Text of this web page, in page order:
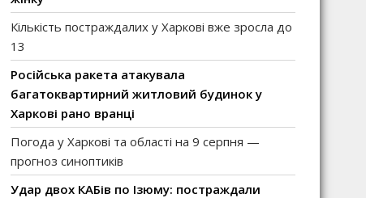
Кількість постраждалих у Харкові вже зросла до
13
Російська ракета атакувала
багатоквартирний житловий будинок у
Харкові рано вранці
Погода у Харкові та області на 9 серпня —
прогноз синоптиків
Удар двох КАБів по Ізюму: постраждали